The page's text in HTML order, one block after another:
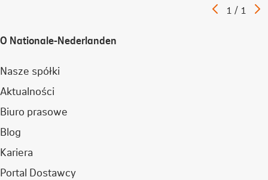
Poprzedni
artykuł
Artykuł
1 / 1
O Nationale-Nederlanden
Nasze spółki
Aktualności
Biuro prasowe
Blog
Kariera
Portal Dostawcy